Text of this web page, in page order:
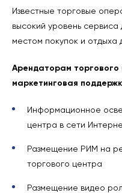
Известные торговые
высокий уровень
местом покупок и отдыха
Арендаторам
маркетинговая
Информационное
центра в сети
Размещение РИМ на
торгового центра
Размещение видео